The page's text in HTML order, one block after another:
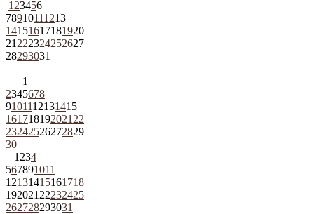
1 23456
78910111213
14151617181920
21 222324252627
28293031
1
2345678
9101112131415
161718192021 22
23242526272829
30
1 234
567891011
12131415161718
192021 22232425
262728293031